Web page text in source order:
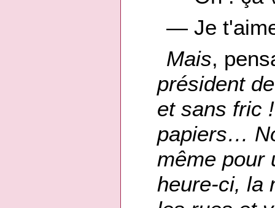
— Je
Mais,
président
et sans fric
papiers…
même pour
heure-ci, la